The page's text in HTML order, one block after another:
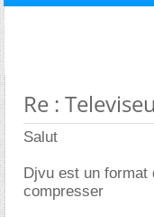
Re :
Salut
Djvu est un format
compresser